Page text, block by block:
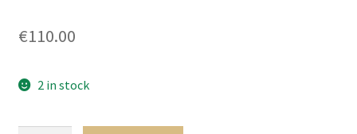
€110.00
2 in stock